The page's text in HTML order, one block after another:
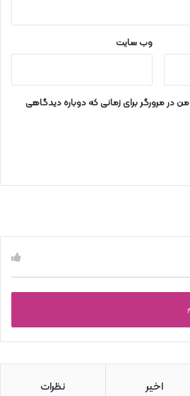
وب‌ سایت
در مرورگر برای زمانی که دوباره دیدگاهی
اخیر نظرات